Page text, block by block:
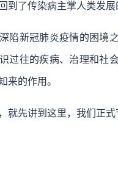
到了传染病主掌人类发展
陷新冠肺炎疫情的困境
过往的疾病、治理和社
来的作用。
就先讲到这里，我们正式